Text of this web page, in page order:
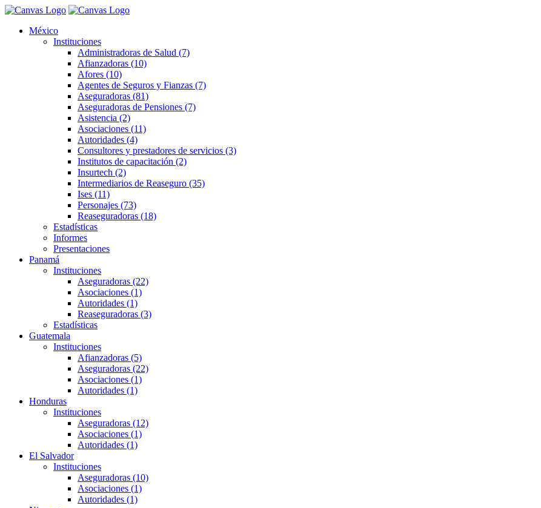
México
Instituciones
Administradoras de Salud (7)
Afianzadoras (10)
Afores (10)
Agentes de Seguros y Fianzas (7)
Aseguradoras (81)
Aseguradoras de Pensiones (7)
Asistencia (2)
Asociaciones (11)
Autoridades (4)
Consultores y prestadores de servicios (3)
Institutos de capacitación (2)
Insurtech (2)
Intermediarios de Reaseguro (35)
Ises (11)
Personajes (73)
Reaseguradoras (18)
Estadísticas
Informes
Presentaciones
Panamá
Instituciones
Aseguradoras (22)
Asociaciones (1)
Autoridades (1)
Reaseguradoras (3)
Estadísticas
Guatemala
Instituciones
Afianzadoras (5)
Aseguradoras (22)
Asociaciones (1)
Autoridades (1)
Honduras
Instituciones
Aseguradoras (12)
Asociaciones (1)
Autoridades (1)
El Salvador
Instituciones
Aseguradoras (10)
Asociaciones (1)
Autoridades (1)